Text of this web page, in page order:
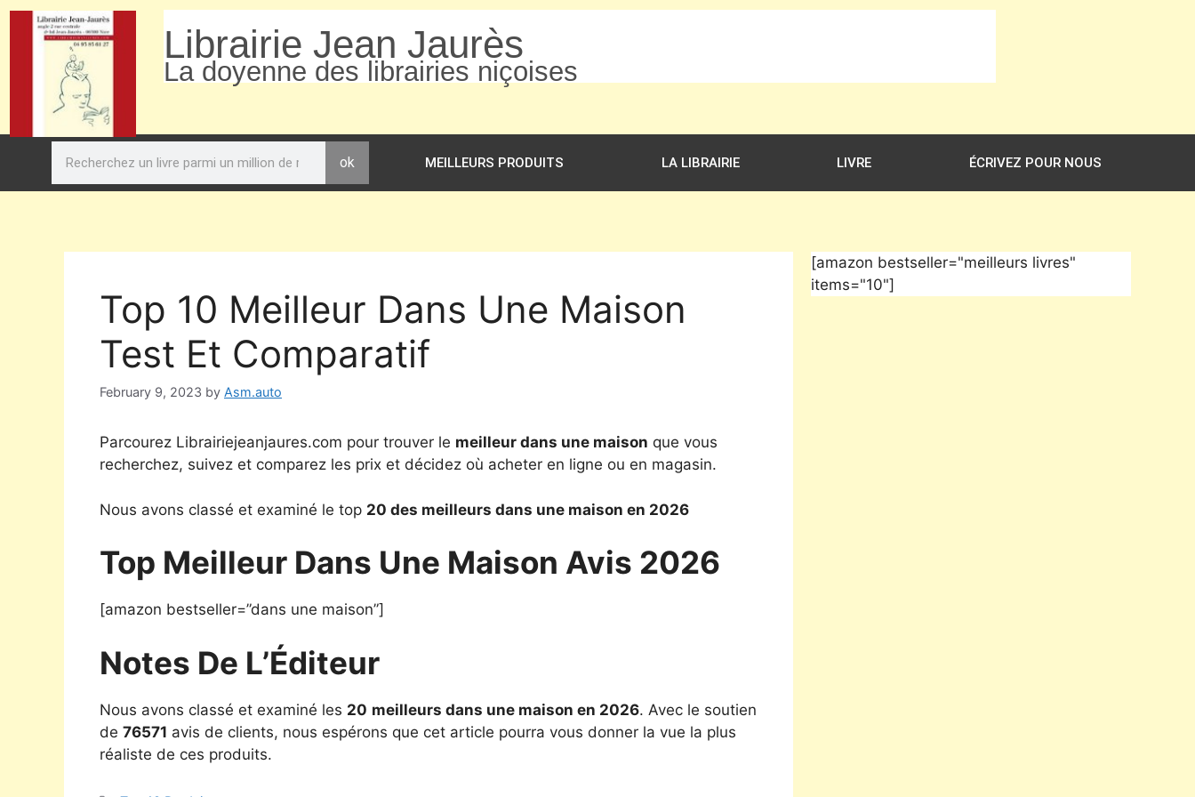
Librairie Jean Jaurès
La doyenne des librairies niçoises
ok MEILLEURS PRODUITS LA LIBRAIRIE LIVRE ÉCRIVEZ POUR NOUS
Top 10 Meilleur Dans Une Maison
Test Et Comparatif
February 9, 2023 by Asm.auto
Parcourez Librairiejeanjaures.com pour trouver le meilleur dans une maison que vous
recherchez, suivez et comparez les prix et décidez où acheter en ligne ou en magasin.
Nous avons classé et examiné le top 20 des meilleurs dans une maison en 2026
Top Meilleur Dans Une Maison Avis 2026
[amazon bestseller=”dans une maison”]
Notes De L’Éditeur
Nous avons classé et examiné les 20 meilleurs dans une maison en 2026. Avec le soutien
de 76571 avis de clients, nous espérons que cet article pourra vous donner la vue la plus
réaliste de ces produits.
[amazon bestseller="meilleurs livres"
items="10"]